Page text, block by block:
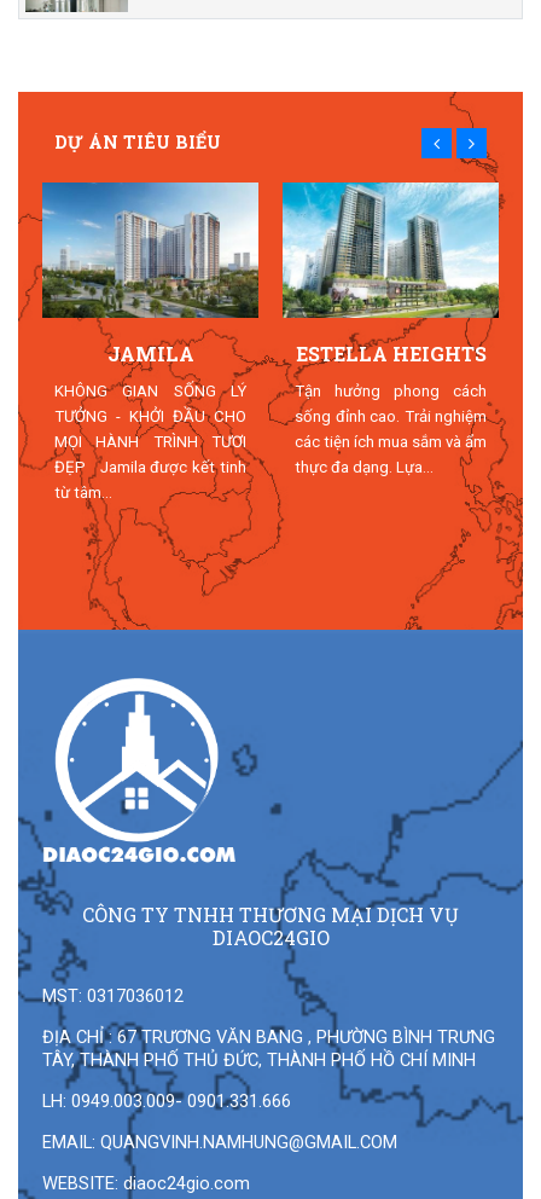
DỰ ÁN TIÊU BIỂU
JAMILA
KHÔNG GIAN SỐNG LÝ
TƯỞNG - KHỞI ĐẦU CHO
MỌI HÀNH TRÌNH TƯƠI
ĐẸP Jamila được kết tinh
từ tâm...
ESTELLA HEIGHTS
Tận hưởng phong cách
sống đỉnh cao. Trải nghiệm
các tiện ích mua sắm và ẩm
thực đa dạng. Lựa...
CÔNG TY TNHH THƯƠNG MẠI DỊCH VỤ
DIAOC24GIO
MST: 0317036012
ĐỊA CHỈ : 67 TRƯƠNG VĂN BANG , PHƯỜNG BÌNH TRƯNG
TÂY, THÀNH PHỐ THỦ ĐỨC, THÀNH PHỐ HỒ CHÍ MINH
LH: 0949.003.009- 0901.331.666
EMAIL: QUANGVINH.NAMHUNG@GMAIL.COM
WEBSITE: diaoc24gio.com